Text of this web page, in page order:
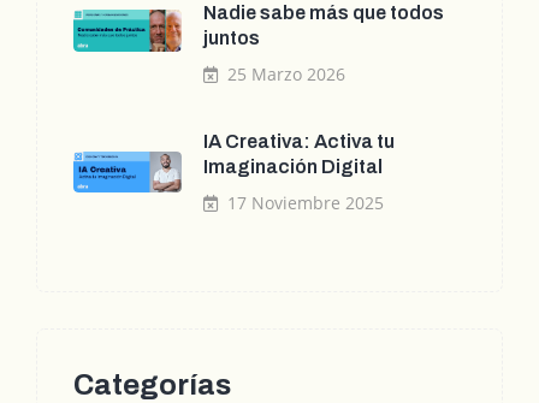
Nadie sabe más que todos
juntos
25 Marzo 2026
IA Creativa: Activa tu
Imaginación Digital
17 Noviembre 2025
Categorías